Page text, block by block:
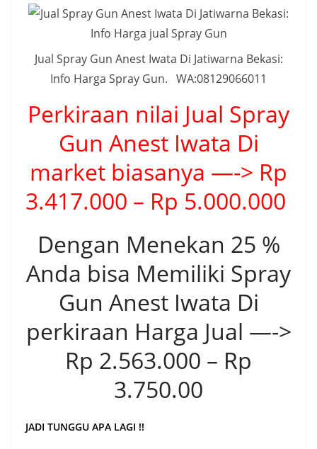
Jual Spray Gun Anest Iwata Di Jatiwarna Bekasi:
Info Harga Spray Gun. WA:08129066011
Perkiraan nilai Jual Spray
Gun Anest Iwata Di
market biasanya —-> Rp
3.417.000 – Rp 5.000.000
Dengan Menekan 25 %
Anda bisa Memiliki Spray
Gun Anest Iwata Di
perkiraan Harga Jual —->
Rp 2.563.000 – Rp
3.750.00
JADI TUNGGU APA LAGI !!